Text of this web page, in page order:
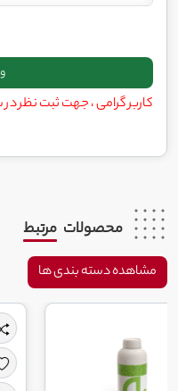
کاربر گرامی ، جهت ثبت نظر
محصولات مرتبط
مشاهده دسته بندی ها